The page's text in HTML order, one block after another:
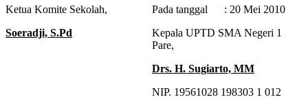
Ketua Komite Sekolah,
Soeradji, S.Pd
Pada tanggal : 20 Mei 2010
Kepala UPTD SMA Negeri 1
Pare,
Drs. H. Sugiarto, MM
NIP. 19561028 198303 1 012